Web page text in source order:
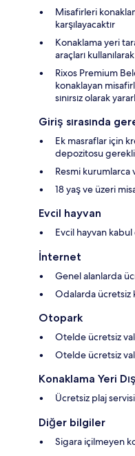
Misafirleri
karşılayacaktır
Konaklama yeri
araçları
Rixos Premium
konaklayan
sınırsız olarak
Giriş sırasında
Ek masraflar için
depozitosu
Resmi
18 yaş ve üzeri
Evcil hayvan
Evcil hayvan
İnternet
Genel alanlarda
Odalarda ücretsiz
Otopark
Otelde ücretsiz
Otelde ücretsiz
Konaklama Yeri
Ücretsiz plaj servisi
Diğer bilgiler
Sigara içilmeyen